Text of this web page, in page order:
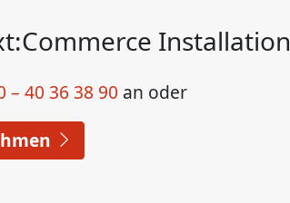
Installation
– 40 36 38 90 an oder